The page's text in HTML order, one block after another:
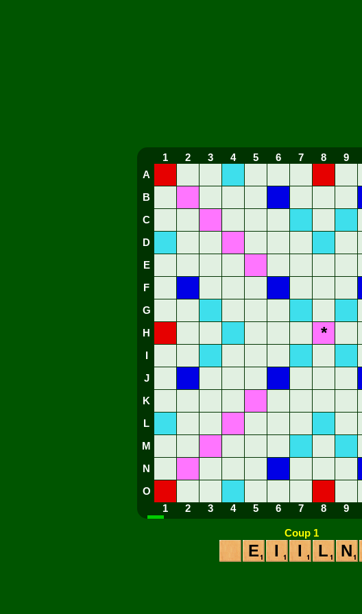
1 2 3 4 5 6 7 8 9
A
B
C
D
E
F
G
H *
J
K
L
M
N
O
1
2 3 4 5 6 7 8 9
Coup 1
E I I L N